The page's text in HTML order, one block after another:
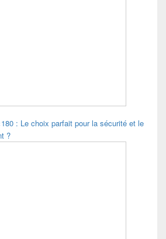
: Le choix parfait pour la sécurité et le
?